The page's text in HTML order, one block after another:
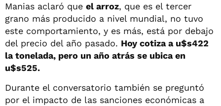
Manias aclaró que el arroz, que es el tercer
grano más producido a nivel mundial, no tuvo
este comportamiento, y es más, está por debajo
del precio del año pasado. Hoy cotiza a u$s422
la tonelada, pero un año atrás se ubica en
u$s525.
Durante el conversatorio también se preguntó
por el impacto de las sanciones económicas a